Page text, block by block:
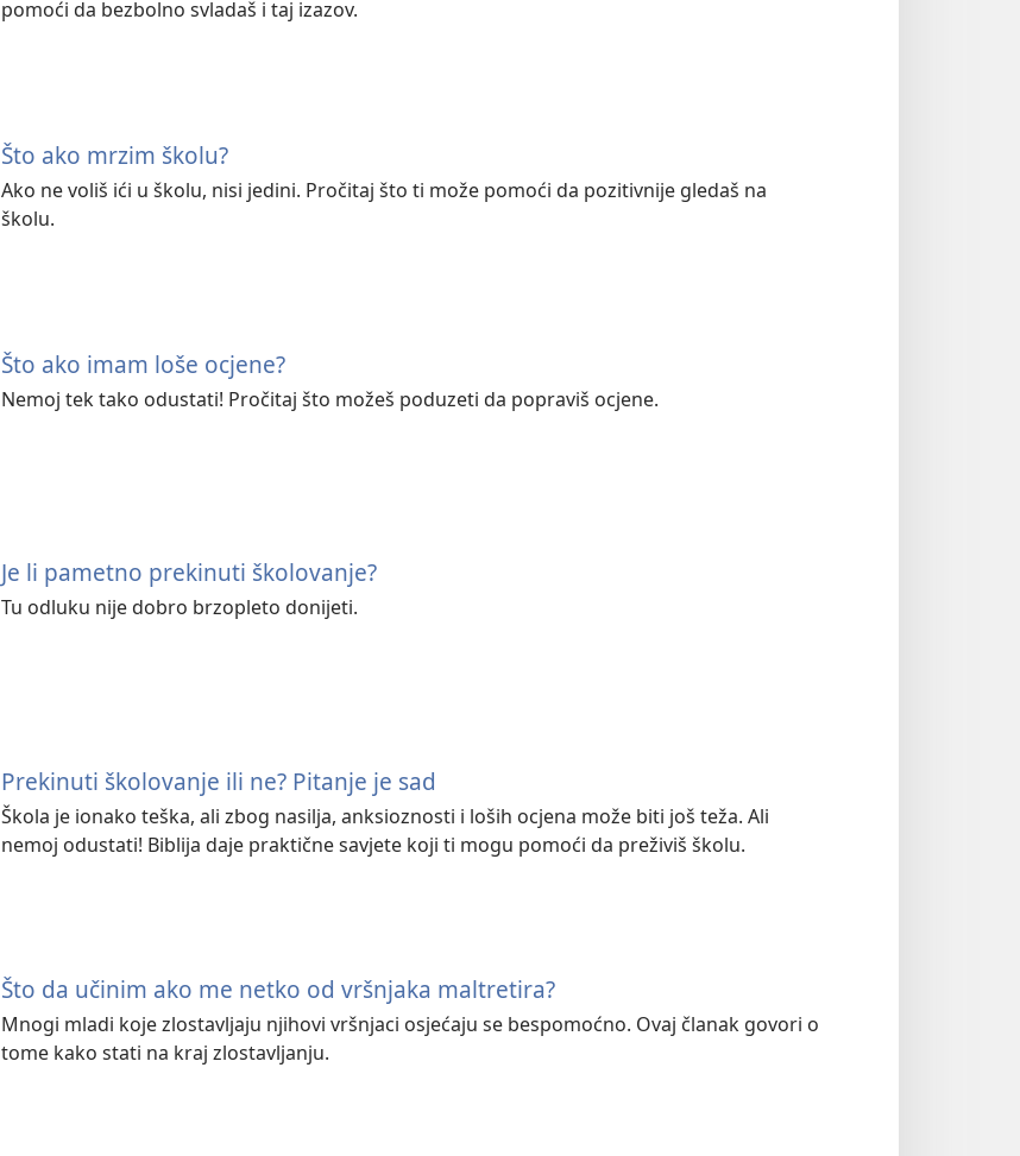
pomoći da bezbolno svladaš i taj izazov.
Što ako mrzim školu?
Ako ne voliš ići u školu, nisi jedini. Pročitaj što ti može pomoći da pozitivnije gledaš na
školu.
Što ako imam loše ocjene?
Nemoj tek tako odustati! Pročitaj što možeš poduzeti da popraviš ocjene.
Je li pametno prekinuti školovanje?
Tu odluku nije dobro brzopleto donijeti.
Prekinuti školovanje ili ne? Pitanje je sad
Škola je ionako teška, ali zbog nasilja, anksioznosti i loših ocjena može biti još teža. Ali
nemoj odustati! Biblija daje praktične savjete koji ti mogu pomoći da preživiš školu.
Što da učinim ako me netko od vršnjaka maltretira?
Mnogi mladi koje zlostavljaju njihovi vršnjaci osjećaju se bespomoćno. Ovaj članak govori o
tome kako stati na kraj zlostavljanju.